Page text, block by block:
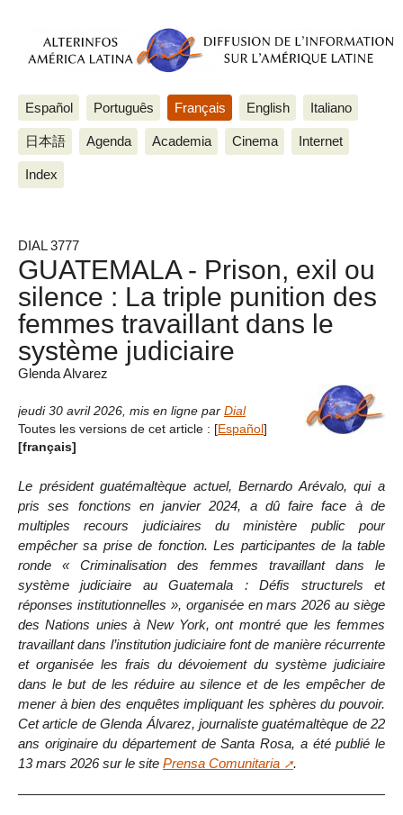
Español Português Français English Italiano
日本語 Agenda Academia Cinema Internet
Index
DIAL 3777
GUATEMALA - Prison, exil ou
silence : La triple punition des
femmes travaillant dans le
système judiciaire
Glenda Alvarez
jeudi 30 avril 2026 mis en ligne par Dial
Toutes les versions de cet article : [Español]
[français]
Le président guatémaltèque actuel, Bernardo Arévalo, qui a
pris ses fonctions en janvier 2024, a dû faire face à de
multiples recours judiciaires du ministère public pour
empêcher sa prise de fonction. Les participantes de la table
ronde « Criminalisation des femmes travaillant dans le
système judiciaire au Guatemala : Défis structurels et
réponses institutionnelles », organisée en mars 2026 au siège
des Nations unies à New York, ont montré que les femmes
travaillant dans l’institution judiciaire font de manière récurrente
et organisée les frais du dévoiement du système judiciaire
dans le but de les réduire au silence et de les empêcher de
mener à bien des enquêtes impliquant les sphères du pouvoir.
Cet article de Glenda Álvarez, journaliste guatémaltèque de 22
ans originaire du département de Santa Rosa, a été publié le
13 mars 2026 sur le site Prensa Comunitaria .